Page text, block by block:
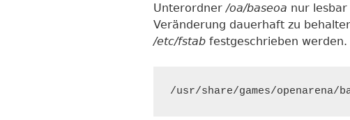
Unterordner/oa/baseoa nur
Veränderung dauerhaft zu
/etc/fstab festgeschrieben werden.
/usr/share/games/